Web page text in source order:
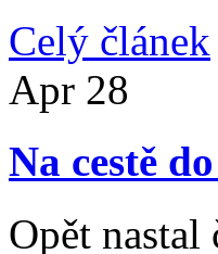
Celý článek
Apr 28
Na cestě
Opět